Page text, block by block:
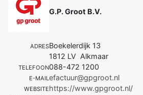
G.P. Groot B.V.
ADRESBoekelerdijk 13
1812 LV Alkmaar
TELEFOON088-472 1200
E-MAILefactuur@gpgroot.nl
WEBSITEhttps://www.gpgroot.nl/